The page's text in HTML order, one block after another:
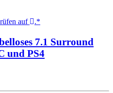
auf .*
7.1 Surround
und PS4